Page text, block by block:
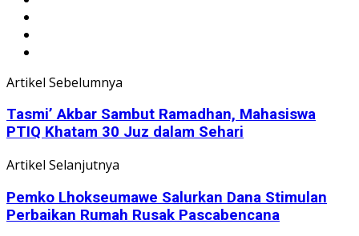
Artikel Sebelumnya
Tasmi’ Akbar Sambut Ramadhan, Mahasiswa
PTIQ Khatam 30 Juz dalam Sehari
Artikel Selanjutnya
Pemko Lhokseumawe Salurkan Dana Stimulan
Perbaikan Rumah Rusak Pascabencana